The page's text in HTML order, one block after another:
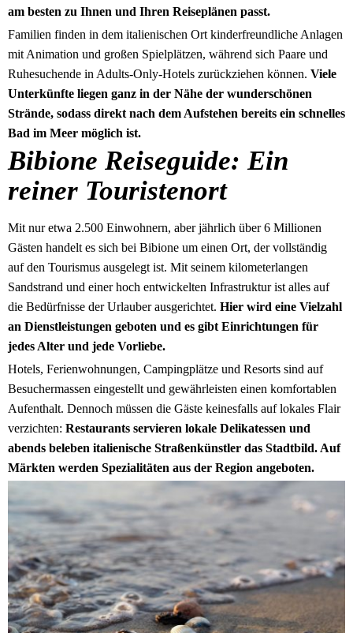
am besten zu Ihnen und Ihren Reiseplänen passt.
Familien finden in dem italienischen Ort kinderfreundliche Anlagen
mit Animation und großen Spielplätzen, während sich Paare und
Ruhesuchende in Adults-Only-Hotels zurückziehen können. Viele
Unterkünfte liegen ganz in der Nähe der wunderschönen
Strände, sodass direkt nach dem Aufstehen bereits ein schnelles
Bad im Meer möglich ist.
Bibione Reiseguide: Ein
reiner Touristenort
Mit nur etwa 2.500 Einwohnern, aber jährlich über 6 Millionen
Gästen handelt es sich bei Bibione um einen Ort, der vollständig
auf den Tourismus ausgelegt ist. Mit seinem kilometerlangen
Sandstrand und einer hoch entwickelten Infrastruktur ist alles auf
die Bedürfnisse der Urlauber ausgerichtet. Hier wird eine Vielzahl
an Dienstleistungen geboten und es gibt Einrichtungen für
jedes Alter und jede Vorliebe.
Hotels, Ferienwohnungen, Campingplätze und Resorts sind auf
Besuchermassen eingestellt und gewährleisten einen komfortablen
Aufenthalt. Dennoch müssen die Gäste keinesfalls auf lokales Flair
verzichten: Restaurants servieren lokale Delikatessen und
abends beleben italienische Straßenkünstler das Stadtbild. Auf
Märkten werden Spezialitäten aus der Region angeboten.